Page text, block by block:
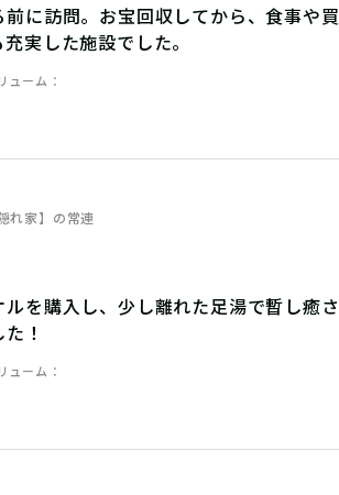
に訪問。お宝回収してから、食事や
実した施設でした。
ューム
れ家】の常連
を購入し、少し離れた足湯で暫し癒
！
ューム